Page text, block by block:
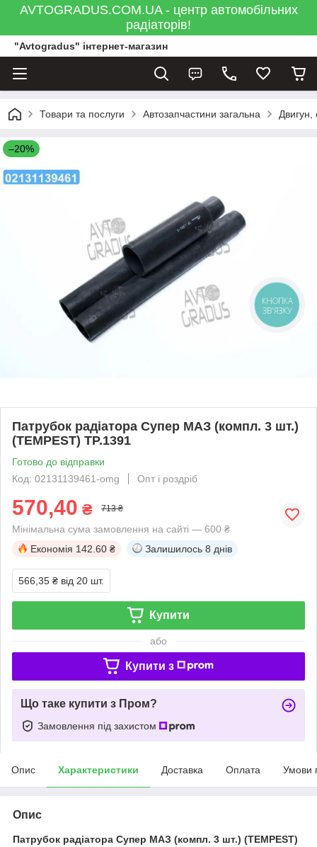
AVTOGRADUS.COM.UA - центр автомобільних
радіаторів!
"Avtogradus" інтернет-магазин
Товари та послуги Автозапчастини загальна Двигун,
–20%
Патрубок радіатора Супер МАЗ (компл. 3 шт.)
(TEMPEST) TP.1391
Готово до відправки
Код: 02131139461-omg
Опт і роздріб
570,40 ₴ 713 ₴
Мінімальна сума замовлення на сайті — 600 ₴
Економія 142.60 ₴ Залишилось 8 днів
566,35 ₴ від 20 шт.
Купити
або
Купити з
Що таке купити з Пром?
Замовлення під захистом
Опис Характеристики Доставка Оплата Умови
Опис
Патрубок радіатора Супер МАЗ (компл. 3 шт.) (TEMPEST)
КНОПКА
ЗВ'ЯЗКУ